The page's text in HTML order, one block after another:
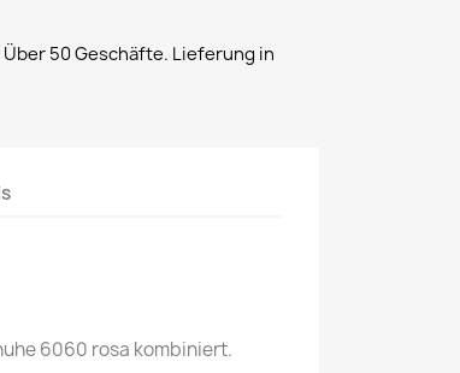
50 Geschäfte. Lieferung in
6060 rosa kombiniert.